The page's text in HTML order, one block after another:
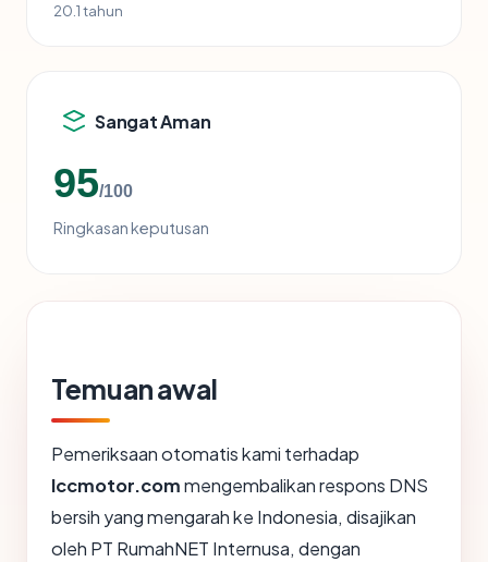
20.1 tahun
Sangat Aman
95/100
Ringkasan keputusan
Temuan awal
Pemeriksaan otomatis kami terhadap
lccmotor.commengembalikan respons DNS
bersih yang mengarah ke Indonesia, disajikan
oleh PT RumahNET Internusa, dengan